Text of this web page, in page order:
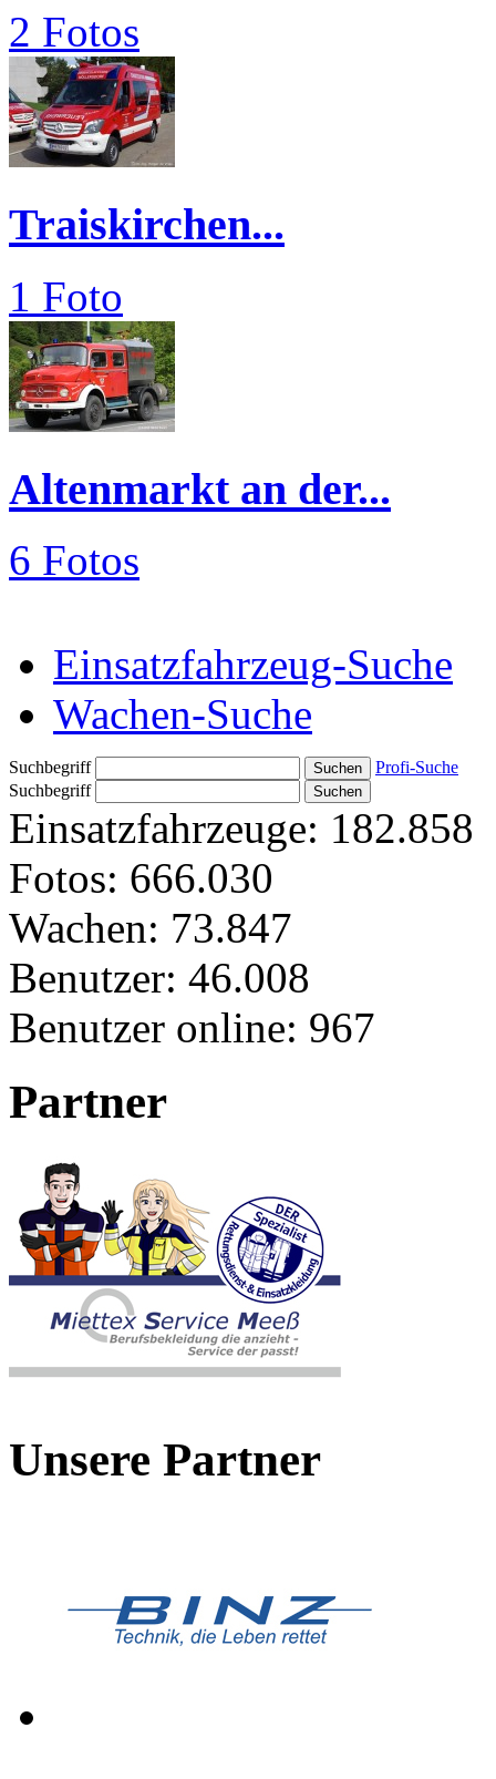
2 Fotos
Traiskirchen...
1 Foto
Altenmarkt an der...
6 Fotos
Einsatzfahrzeug-Suche
Wachen-Suche
Suchbegriff
Profi-Suche
Suchbegriff
Einsatzfahrzeuge: 182.858
Fotos: 666.030
Wachen: 73.847
Benutzer: 46.008
Benutzer online: 967
Partner
Unsere Partner